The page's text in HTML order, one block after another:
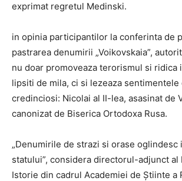
exprimat regretul Medinski.
in opinia participantilor la conferinta de
pastrarea denumirii „Voikovskaia”,
nu doar promoveaza terorismul si ridica
lipsiti de mila, ci si lezeaza sentimentele
credinciosi: Nicolai al II-lea, asasinat de
canonizat de Biserica Ortodoxa Rusa.
„Denumirile de strazi si orase oglindesc
statului”, considera directorul-adjunct
Istorie din cadrul Academiei de Ştiinte a